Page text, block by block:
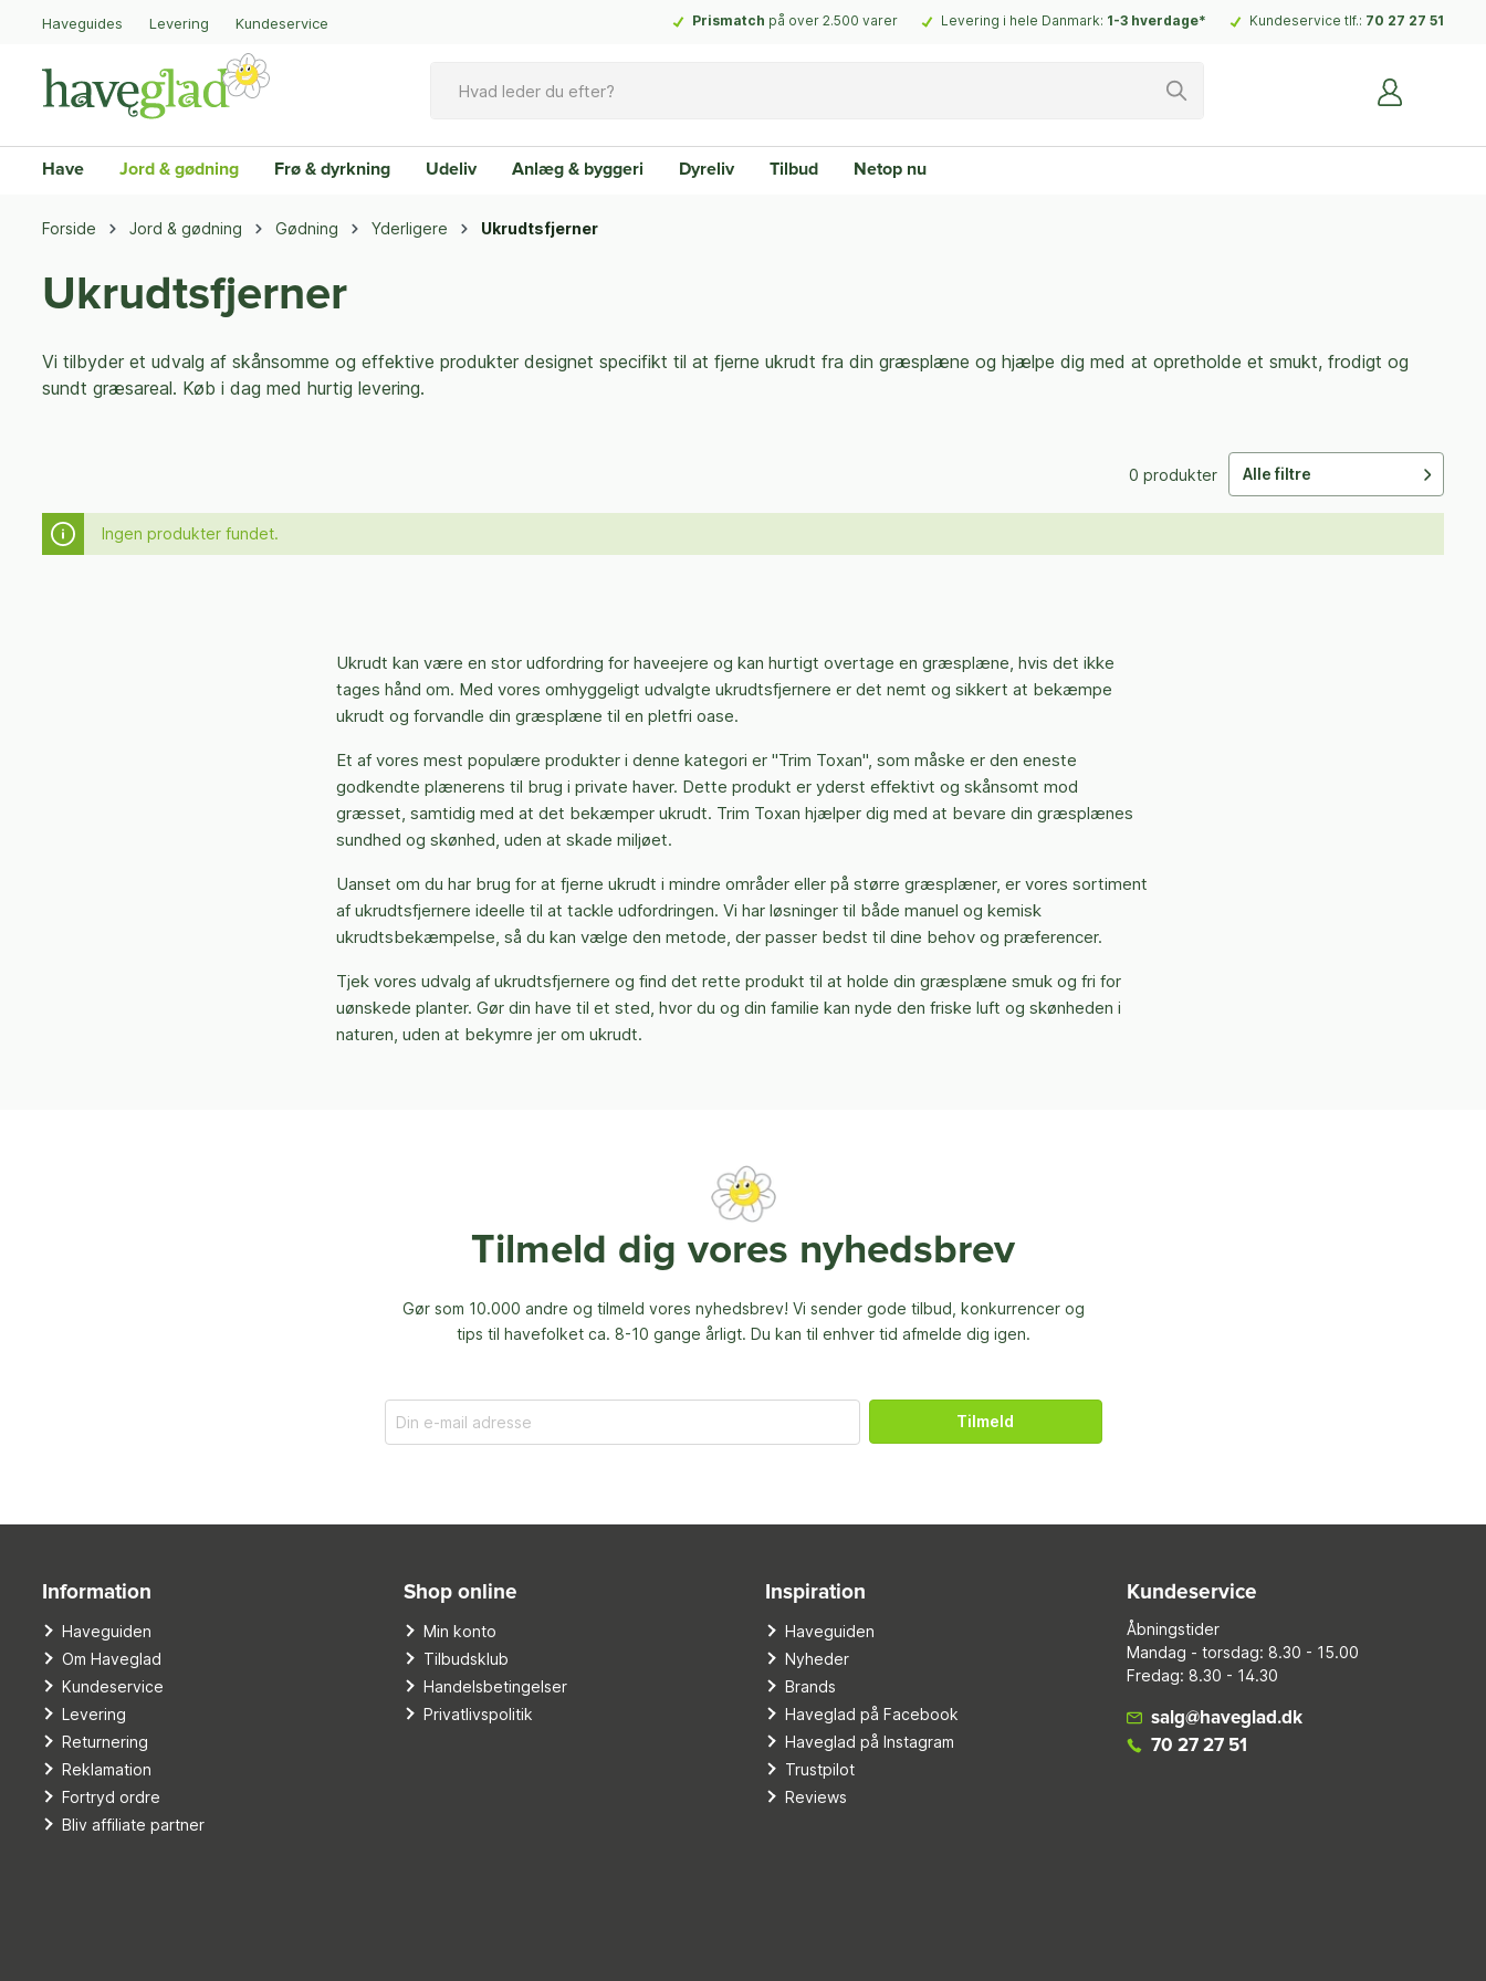
Haveguides Levering Kundeservice Prismatch på over 2.500 varer Levering i hele Danmark: 1-3 hverdage* Kundeservice tlf.: 70 27 27 51
Have Jord & gødning Frø & dyrkning Udeliv Anlæg & byggeri Dyreliv Tilbud Netop nu
Forside Jord & gødning Gødning Yderligere Ukrudtsfjerner
Ukrudtsfjerner
Vi tilbyder et udvalg af skånsomme og effektive produkter designet specifikt til at fjerne ukrudt fra din græsplæne og hjælpe dig med at opretholde et smukt, frodigt og
sundt græsareal. Køb i dag med hurtig levering.
0 produkter Alle filtre
Ingen produkter fundet.
Ukrudt kan være en stor udfordring for haveejere og kan hurtigt overtage en græsplæne, hvis det ikke
tages hånd om. Med vores omhyggeligt udvalgte ukrudtsfjernere er det nemt og sikkert at bekæmpe
ukrudt og forvandle din græsplæne til en pletfri oase.
Et af vores mest populære produkter i denne kategori er "Trim Toxan", som måske er den eneste
godkendte plænerens til brug i private haver. Dette produkt er yderst effektivt og skånsomt mod
græsset, samtidig med at det bekæmper ukrudt. Trim Toxan hjælper dig med at bevare din græsplænes
sundhed og skønhed, uden at skade miljøet.
Uanset om du har brug for at fjerne ukrudt i mindre områder eller på større græsplæner, er vores sortiment
af ukrudtsfjernere ideelle til at tackle udfordringen. Vi har løsninger til både manuel og kemisk
ukrudtsbekæmpelse, så du kan vælge den metode, der passer bedst til dine behov og præferencer.
Tjek vores udvalg af ukrudtsfjernere og find det rette produkt til at holde din græsplæne smuk og fri for
uønskede planter. Gør din have til et sted, hvor du og din familie kan nyde den friske luft og skønheden i
naturen, uden at bekymre jer om ukrudt.
Tilmeld dig vores nyhedsbrev
Gør som 10.000 andre og tilmeld vores nyhedsbrev! Vi sender gode tilbud, konkurrencer og
tips til havefolket ca. 8-10 gange årligt. Du kan til enhver tid afmelde dig igen.
Tilmeld
Information
Haveguiden
Om Haveglad
Kundeservice
Levering
Returnering
Reklamation
Fortryd ordre
Bliv affiliate partner
Shop online
Min konto
Tilbudsklub
Handelsbetingelser
Privatlivspolitik
Inspiration
Haveguiden
Nyheder
Brands
Haveglad på Facebook
Haveglad på Instagram
Trustpilot
Reviews
Kundeservice
Åbningstider
Mandag - torsdag: 8.30 - 15.00
Fredag: 8.30 - 14.30
salg@haveglad.dk
70 27 27 51